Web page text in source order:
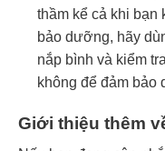
thầm kể cả khi bạn
bảo dưỡng, hãy
nắp bình và kiểm
không để đảm bảo
Giới thiệu thêm